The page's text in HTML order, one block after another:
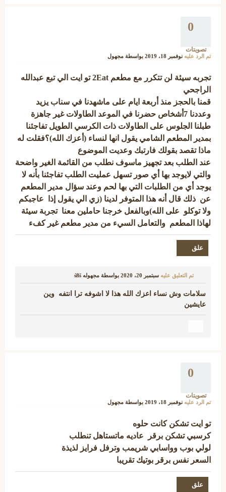
0
تصويتات
تم الرد عليه نوفمبر 18، 2019 بواسطة مجهول
تجربه سيئة لن تتكرر مع مطعم 2Eat تو ايت الي تبع عبدالله
الراجحي
قمنا بالحجز منذ أربعة ايام على ماشهدنا في سناب يزيد
وعددنا 7أشخاص حضرنا في الموعد الطاولات غير جاهزة
طبلنا الجلوس على الطاولات ذات الكرسي الطويل تفاجئنا
بمدير المطعم الشامي يقول انها لنساء (أعزك الله)؟فقلت له
ماذا تقصد بقولك فارتبك وعديت الموضوع
عند الطلب بعد تجهيز ماسوف نطلب من القائمة الغير واضحة
والتي لايوجد بها أي صور تسهل عمليت الطلب تفاجئنا بأنه لا
يوجد أي من الطلبات التي بها لحم وعند سؤال مدير المطعم
عن ذلك قال أنه هذا المتوفر لدينا (زي الي يقول إذا عاجبكم
ولا توكلو على الله)وبالفعل خرجنا حاملين معنا تجربة سيئة
لهاذا المطعم والتعامل السيء من مدير مطعم غير كفء
تم التعليق عليه سبتمبر 20، 2020 بواسطة مجهوله śßš
سلامات وش نساء اعزك الله هذا لا اشوفه ترا انتفه وين
عايشين
0
تصويتات
تم الرد عليه نوفمبر 18، 2019 بواسطة مجهول
تو ايت تشكن كانت حلوه
كرسبي تشكن برقر عاديه ماتستاهل تنطلب
لولي بوب وواسابي شريمب وترفل فرايز لذيذة
السعر نفس برقر بوتيك تقريبا